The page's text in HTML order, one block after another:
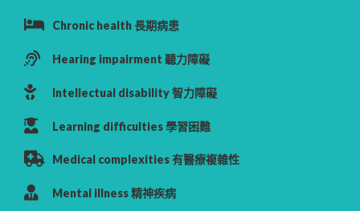
Chronic health 長期病患
Hearing impairment 聽力障礙
Intellectual disability 智力障礙
Learning difficulties 學習困難
Medical complexities 有醫療複雜性
Mental illness 精神疾病